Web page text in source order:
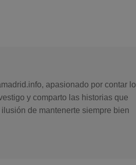
apasionado por contar lo
y comparto las historias que
de mantenerte siempre bien